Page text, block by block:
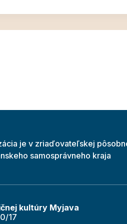
je v zriaďovateľskej
samosprávneho kraja
kultúry Myjava
17